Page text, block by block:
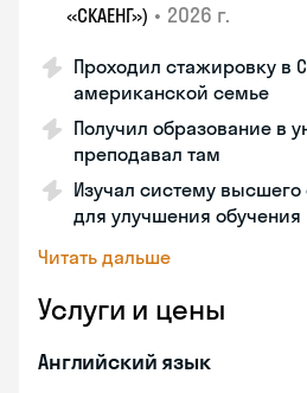
«СКАЕНГ») • 2026 г.
Проходил стажировку в
американской семье
Получил образование в
преподавал там
Изучал систему
для улучшения обучения
Читать дальше
Услуги и цены
Английский язык